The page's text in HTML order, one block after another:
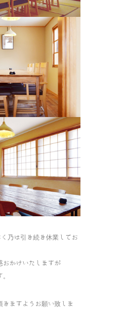
乃は引き続き休業してお
おかけいたしますが
ますようお願い致しま